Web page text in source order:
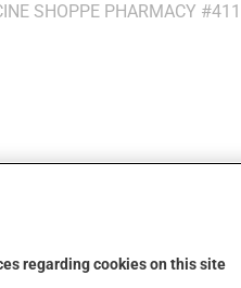
SHOPPE PHARMACY #411
regarding cookies on this site